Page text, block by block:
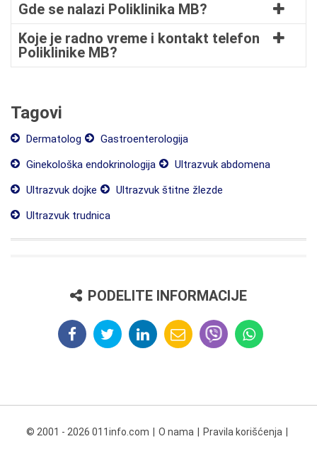
Gde se nalazi Poliklinika MB?
Koje je radno vreme i kontakt telefon
Poliklinike MB?
Tagovi
Dermatolog
Gastroenterologija
Ginekološka endokrinologija
Ultrazvuk abdomena
Ultrazvuk dojke
Ultrazvuk štitne žlezde
Ultrazvuk trudnica
PODELITE INFORMACIJE
© 2001 - 2026 011info.com O nama Pravila korišćenja